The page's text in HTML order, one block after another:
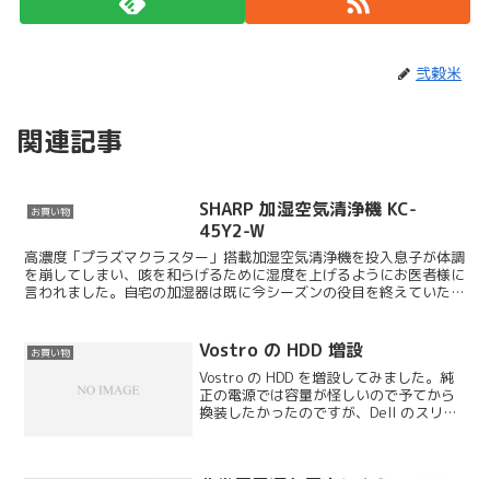
弐穀米
関連記事
お買い物
SHARP 加湿空気清浄機 KC-
45Y2-W
高濃度「プラズマクラスター」搭載加湿空気清浄機を投入息子が体調
を崩してしまい、咳を和らげるために湿度を上げるようにお医者様に
言われました。自宅の加湿器は既に今シーズンの役目を終えていたの
お買い物 Vostro の HDD 増設
Vostro の HDD を増設してみました。純
正の電源では容量が怪しいので予てから
換装したかったのですが、Dell のスリム